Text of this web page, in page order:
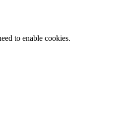
to enable cookies.